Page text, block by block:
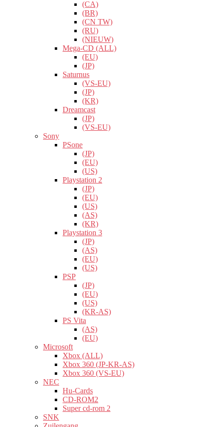
(CA)
(BR)
(CN TW)
(RU)
(NIEUW)
Mega-CD (ALL)
(EU)
(JP)
Saturnus
(VS-EU)
(JP)
(KR)
Dreamcast
(JP)
(VS-EU)
Sony
PSone
(JP)
(EU)
(US)
Playstation 2
(JP)
(EU)
(US)
(AS)
(KR)
Playstation 3
(JP)
(AS)
(EU)
(US)
PSP
(JP)
(EU)
(US)
(KR-AS)
PS Vita
(AS)
(EU)
Microsoft
Xbox (ALL)
Xbox 360 (JP-KR-AS)
Xbox 360 (VS-EU)
NEC
Hu-Cards
CD-ROM2
Super cd-rom 2
SNK